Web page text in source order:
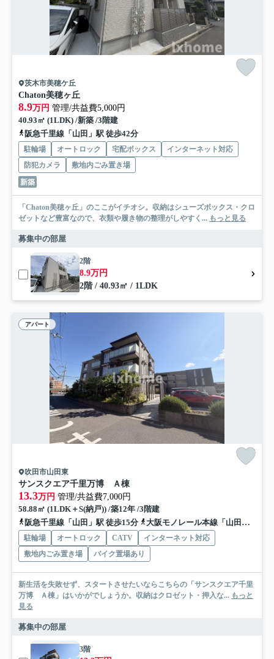
茨木市美穂ケ丘
Chaton美穂ヶ丘
8.9万円 管理/共益費5,000円
40.93㎡ (1LDK) /新築 /3階建
阪急千里線「山田」駅 徒歩42分
駐輪場 オートロック 宅配ボックス
インターネット対応
防犯カメラ
敷地内ごみ置き場
新築
「Chaton美穂ヶ丘」のここがイチオシ。収納はシューズボックス・クロ
ゼットなど豊富なので、衣類や履き物の整理がしやすく... もっと見る
募集中の部屋
2階
8.9万円
2階 / 40.93㎡ / 1LDK
アパート
吹田市山田東
サンスクエア千里万博 Ａ棟
13.3万円 管理/共益費7,000円
58.88㎡ (1LDK＋S(納戸)) /築12年 /3階建
阪急千里線「山田」駅 徒歩15分
大阪モノレール本線「山田」駅 徒歩14分
駐輪場 オートロック CATV
インターネット対応
敷地内ごみ置き場
バイク置場あり
新生活を失敗せず、スタートさせたいならこちらの「サンスクエア千里
万博 Ａ棟」はいかがでしょうか。収納はクロゼット・押入な... もっと
見る
募集中の部屋
3階